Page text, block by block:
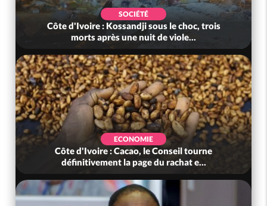
SOCIÉTÉ
Côte d'Ivoire : Kossandji sous le choc, trois
morts après une nuit de viole...
ECONOMIE
Côte d'Ivoire : Cacao, le Conseil tourne
définitivement la page du rachat e...